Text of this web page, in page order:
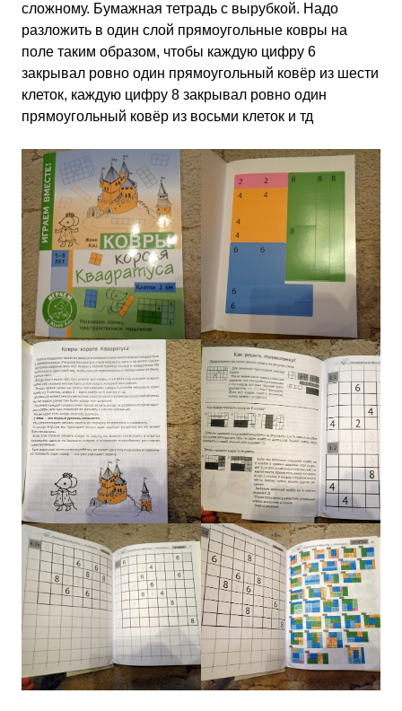
сложному. Бумажная тетрадь с вырубкой. Надо
разложить в один слой прямоугольные ковры на
поле таким образом, чтобы каждую цифру 6
закрывал ровно один прямоугольный ковёр из шести
клеток, каждую цифру 8 закрывал ровно один
прямоугольный ковёр из восьми клеток и тд